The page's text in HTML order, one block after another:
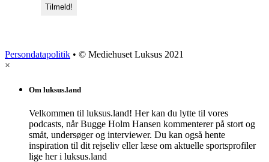
Persondatapolitik • © Mediehuset Luksus 2021
×
Om luksus.land
Velkommen til luksus.land! Her kan du lytte til vores
podcasts, når Bugge Holm Hansen kommenterer på stort og
småt, undersøger og interviewer. Du kan også hente
inspiration til dit rejseliv eller læse om aktuelle sportsprofiler
lige her i luksus.land